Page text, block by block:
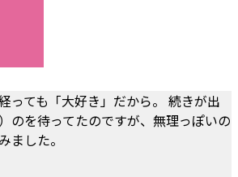
っても「大好き」だから。 続きが出
のを待ってたのですが、無理っぽいの
ました。